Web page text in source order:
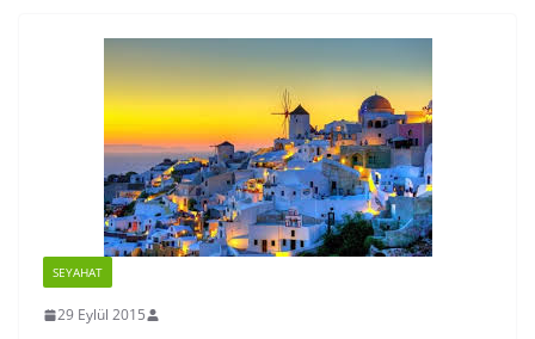
SEYAHAT
29 Eylül 2015